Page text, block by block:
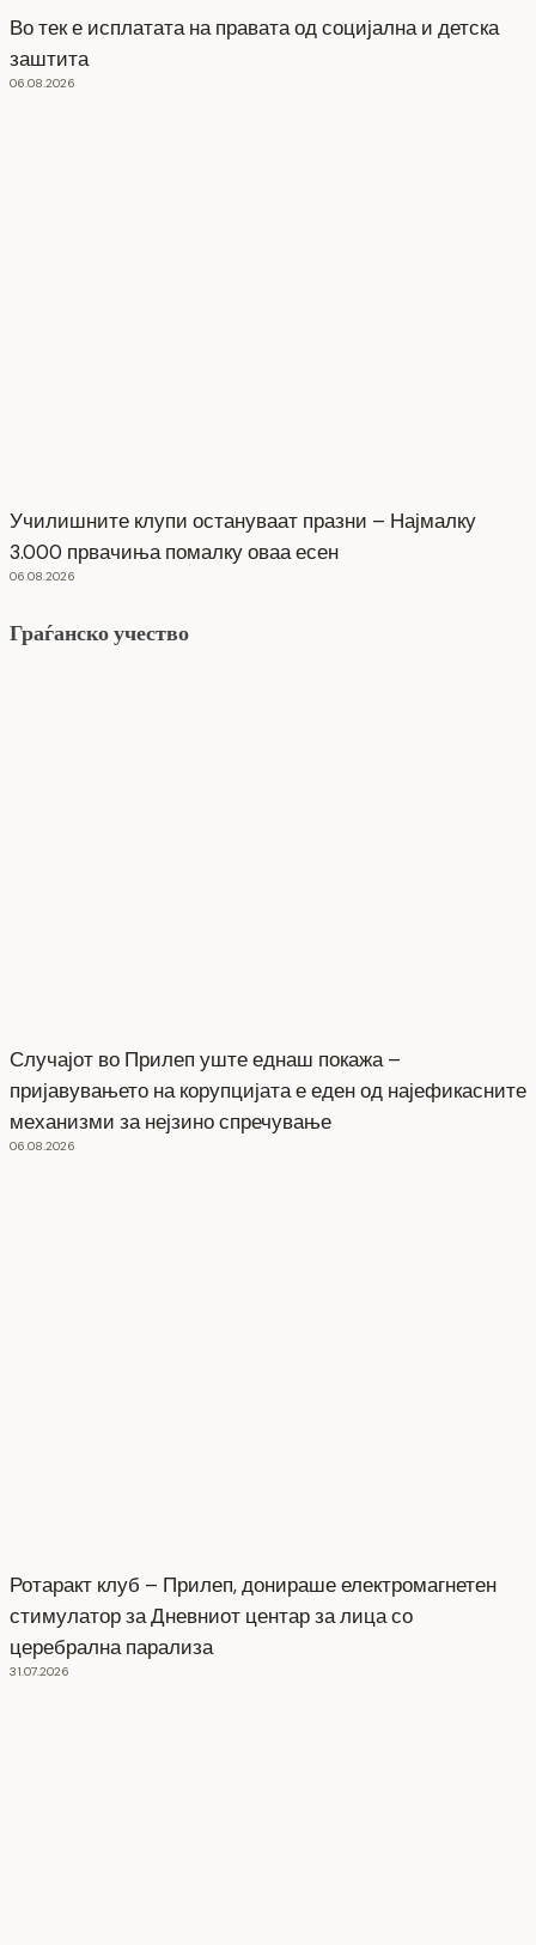
Во тек е исплатата на правата од социјална и детска
заштита
06.08.2026
Училишните клупи остануваат празни – Најмалку
3.000 првачиња помалку оваа есен
06.08.2026
Граѓанско учество
Случајот во Прилеп уште еднаш покажа –
пријавувањето на корупцијата е еден од најефикасните
механизми за нејзино спречување
06.08.2026
Ротаракт клуб – Прилеп, донираше електромагнетен
стимулатор за Дневниот центар за лица со
церебрална парализа
31.07.2026